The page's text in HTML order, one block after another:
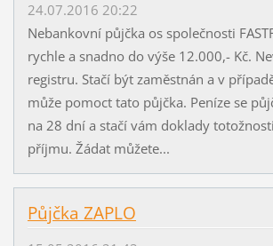
24.07.2016 20:22
Nebankovní půjčka os společnosti
rychle a snadno do výše 12.000,- Kč.
registru. Stačí být zaměstnán a v
může pomoct tato půjčka. Peníze se
na 28 dní a stačí vám doklady
příjmu. Žádat můžete...
Půjčka ZAPLO